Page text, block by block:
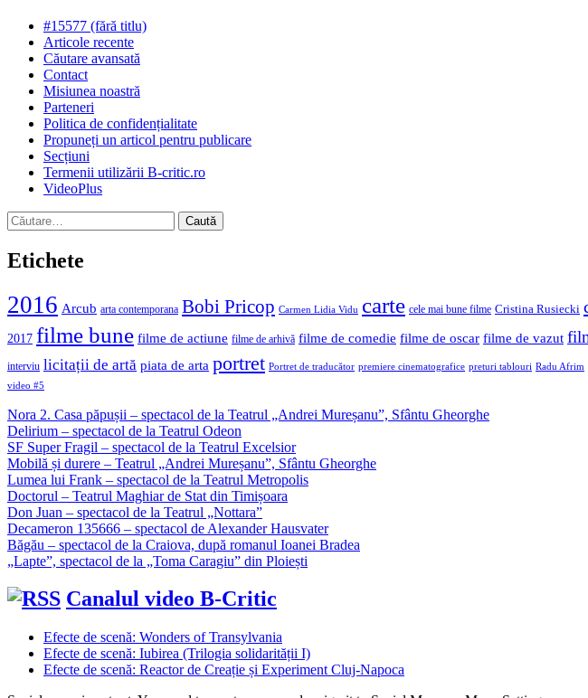
#15577 (fără titlu)
Articole recente
Căutare avansată
Contact
Misiunea noastră
Parteneri
Politica de confidențialitate
Propuneți un articol pentru publicare
Secțiuni
Termenii utilizării B-critic.ro
VideoPlus
Caută
după:
Etichete
2016 Arcub arta contemporana Bobi Pricop Carmen Lidia Vidu carte cele mai bune filme Cristina Rusiecki
2017 filme bune filme de actiune filme de arhivă filme de comedie filme de oscar filme de vazut
interviu licitații de artă piata de arta portret Portret de traducător premiere cinematografice preturi tablouri Radu Afrim
video #5
Nora 2. Casa păpușii – spectacol de la Teatrul „Andrei Mureșanu”, Sfântu Gheorghe
Delirium – spectacol de la Teatrul Odeon
SF Super Fragil – spectacol de la Teatrul Excelsior
Mobilă și durere – Teatrul „Andrei Mureșanu”, Sfântu Gheorghe
Lumea lui Frank – spectacol de la Teatrul Metropolis
Doctorul – Teatrul Maghiar de Stat din Timișoara
Don Juan – spectacol de la Teatrul „Nottara”
Decameron 135666 – spectacol de Alexander Hausvater
Băgău – spectacol de la Craiova, după romanul Ioanei Bradea
„Lapte”, spectacol de la „Toma Caragiu” din Ploiești
Canalul video B-Critic
Efecte de scenă: Wonders of Transylvania
Efecte de scenă: Iubirea (Trilogia solidarității I)
Efecte de scenă: Reactor de Creație și Experiment Cluj-Napoca